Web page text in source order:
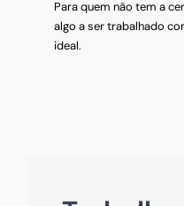
Para quem não tem a
algo a ser trabalhado
ideal.